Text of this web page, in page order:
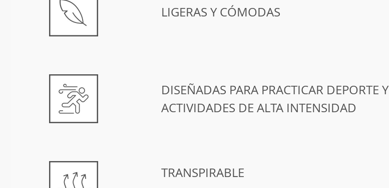
LIGERAS Y CÓMODAS
DISEÑADAS PARA PRACTICAR DEPORTE Y
ACTIVIDADES DE ALTA INTENSIDAD
TRANSPIRABLE